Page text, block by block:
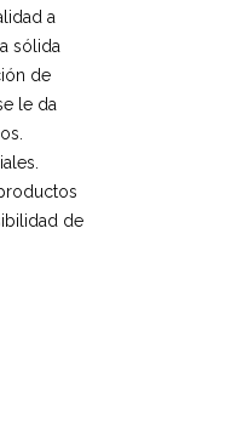
a
sólida
de
le da
de